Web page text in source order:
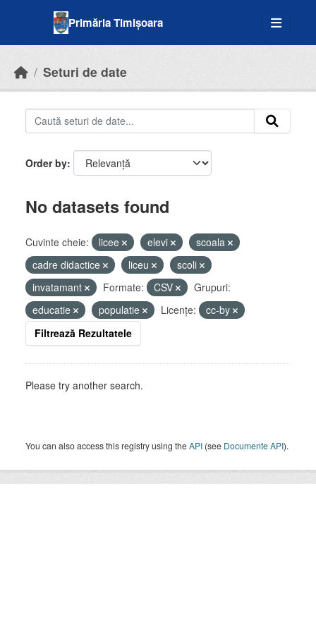
Primăria Timișoara
Seturi de date
Order by
No datasets found
Cuvinte cheie: licee elevi
scoala
cadre didactice
liceu
scoli
invatamant
Formate: CSV
Grupuri:
educatie
populatie Licenţe:
cc-by
Filtrează Rezultatele
Please try another search.
You can also access this registry using theAPI (see Documente API).